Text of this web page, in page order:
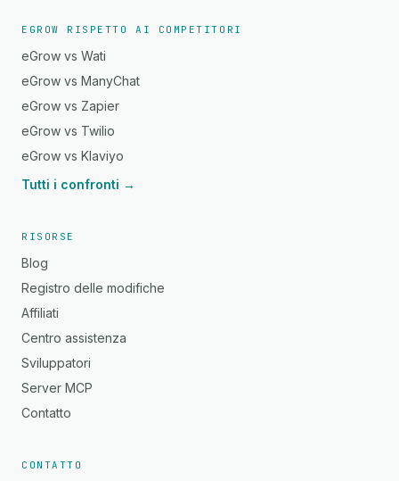
EGROW RISPETTO AI COMPETITORI
eGrow vs Wati
eGrow vs ManyChat
eGrow vs Zapier
eGrow vs Twilio
eGrow vs Klaviyo
Tutti i confronti →
RISORSE
Blog
Registro delle modifiche
Affiliati
Centro assistenza
Sviluppatori
Server MCP
Contatto
CONTATTO